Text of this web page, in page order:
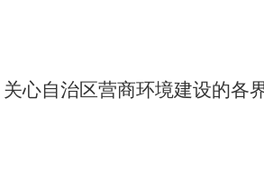
关心自治区营商环境建设的各